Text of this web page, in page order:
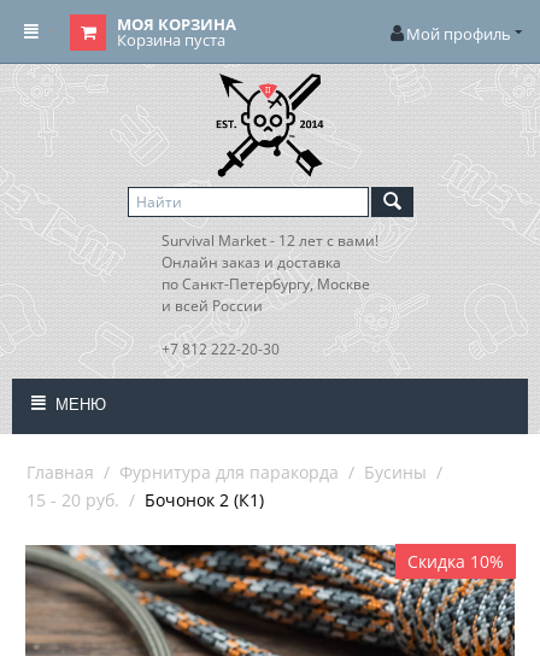
МОЯ КОРЗИНА
Корзина пуста Мой профиль
Survival Market - 12 лет с вами!
Онлайн заказ и доставка
по Санкт-Петербургу, Москве
и всей России
+7 812 222-20-30
МЕНЮ
Главная / Фурнитура для паракорда / Бусины /
15 - 20 руб. / Бочонок 2 (К1)
Скидка 10%